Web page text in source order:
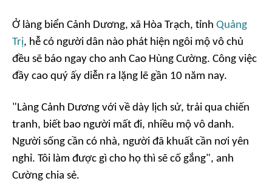
Ở làng biển Cảnh Dương, xã Hòa Trạch, tỉnh Quảng
Trị, hễ có người dân nào phát hiện ngôi mộ vô chủ
đều sẽ báo ngay cho anh Cao Hùng Cường. Công việc
đầy cao quý ấy diễn ra lặng lẽ gần 10 năm nay.
"Làng Cảnh Dương với về dày lịch sử, trải qua chiến
tranh, biết bao người mất đi, nhiều mộ vô danh.
Người sống cần có nhà, người đã khuất cần nơi yên
nghỉ. Tôi làm được gì cho họ thì sẽ cố gắng", anh
Cường chia sẻ.